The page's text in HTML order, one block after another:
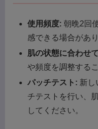
使用頻度: 朝晩2回
感できる場合があり
肌の状態に合わせ
や頻度を調整する
パッチテスト: 新し
チテストを行い、
してください。